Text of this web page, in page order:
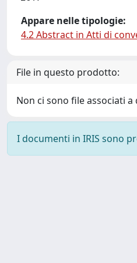
Appare nelle tipologie:
4.2 Abstract in Atti di
File in questo prodotto:
Non ci sono file associati
I documenti in IRIS sono